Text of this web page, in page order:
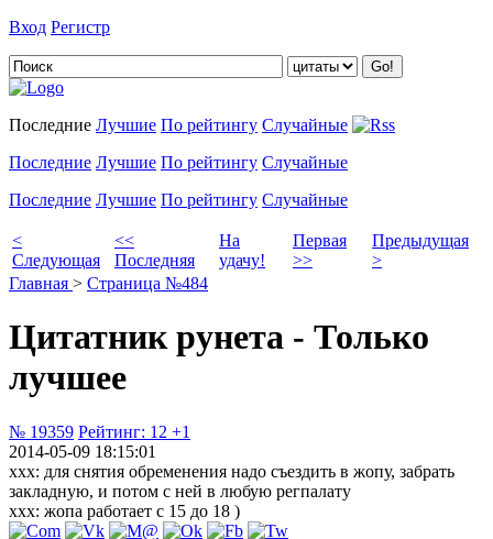
Вход Регистр
Последние Лучшие По рейтингу Случайные
Последние Лучшие По рейтингу Случайные
Последние Лучшие По рейтингу Случайные
<
Следующая
<<
Последняя
На
удачу!
Первая
>>
Предыдущая
>
Главная > Страница №484
Цитатник рунета - Только
лучшее
№ 19359 Рейтинг: 12 +1
2014-05-09 18:15:01
xxx: для снятия обременения надо съездить в жопу, забрать
закладную, и потом с ней в любую регпалату
xxx: жопа работает с 15 до 18 )